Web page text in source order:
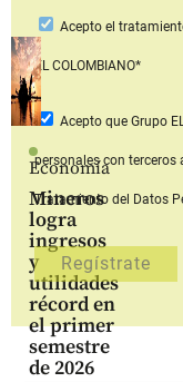
Economía
Mineros
logra
ingresos
y
utilidades
récord en
el primer
semestre
de 2026
Acepto el
EL COLOMBIANO*
Acepto que Grupo
personales con terceros
Tratamiento del Datos